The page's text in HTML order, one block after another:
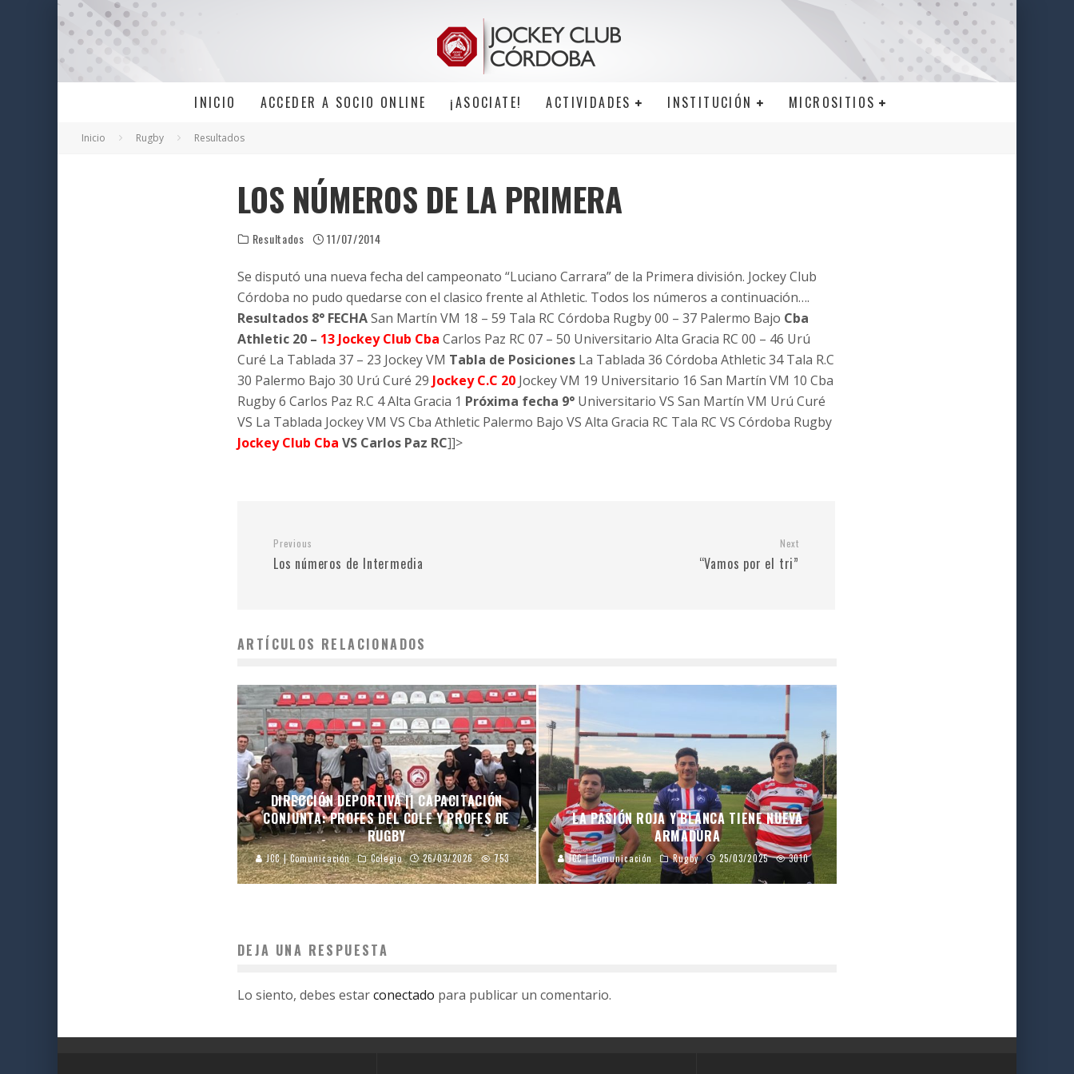
INICIO ACCEDER A SOCIO ONLINE ¡ASOCIATE! ACTIVIDADES INSTITUCIÓN MICROSITIOS
Inicio Rugby Resultados
LOS NÚMEROS DE LA PRIMERA
Resultados 11/07/2014
Se disputó una nueva fecha del campeonato “Luciano Carrara” de la Primera división. Jockey Club
Córdoba no pudo quedarse con el clasico frente al Athletic. Todos los números a continuación….
Resultados 8° FECHASan Martín VM 18 – 59 Tala RC Córdoba Rugby 00 – 37 Palermo Bajo Cba
Athletic 20 – 13 Jockey Club Cba Carlos Paz RC 07 – 50 Universitario Alta Gracia RC 00 – 46 Urú
Curé La Tablada 37 – 23 Jockey VM Tabla de Posiciones La Tablada 36 Córdoba Athletic 34 Tala R.C
30 Palermo Bajo 30 Urú Curé 29 Jockey C.C 20 Jockey VM 19 Universitario 16 San Martín VM 10 Cba
Rugby 6 Carlos Paz R.C 4 Alta Gracia 1 Próxima fecha 9° Universitario VS San Martín VM Urú Curé
VS La Tablada Jockey VM VS Cba Athletic Palermo Bajo VS Alta Gracia RC Tala RC VS Córdoba Rugby
Jockey Club Cba VS Carlos Paz RC]]>
Previous
Los números de Intermedia
Next
“Vamos por el tri”
ARTÍCULOS RELACIONADOS
DIRECCIÓN DEPORTIVA || CAPACITACIÓN
CONJUNTA: PROFES DEL COLE Y PROFES DE
RUGBY
JCC | Comunicación Colegio 26/03/2026 753
LA PASIÓN ROJA Y BLANCA TIENE NUEVA
ARMADURA
JCC | Comunicación Rugby 25/03/2025 3010
DEJA UNA RESPUESTA
Lo siento, debes estarconectado para publicar un comentario.